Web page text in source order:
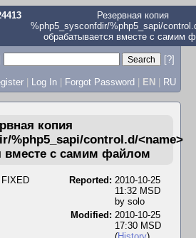
Резервная копия
%php5_sysconfdir/%php5_sapi/
обрабатывается вместе с самим
[?]
| Log In | Forgot Password | EN | RU
копия
%php5_sapi/control.d/<name>
вместе с самим файлом
Reported: 2010-10-25
11:32 MSD
by solo
Modified: 2010-10-25
17:30 MSD